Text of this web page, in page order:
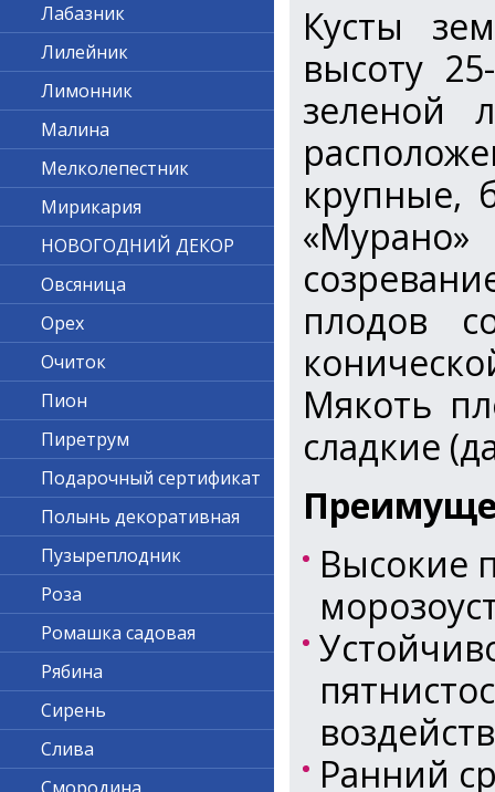
Кусты
высоту
зеленой
крупные,
плодов
Мякоть
сладкие
Высокие
Ранний
Лабазник
Лилейник
Лимонник
Малина
Мелколепестник
Мирикария
НОВОГОДНИЙ ДЕКОР
Овсяница
Орех
Очиток
Пион
Пиретрум
Подарочный сертификат
Полынь декоративная
Пузыреплодник
Роза
Ромашка садовая
Рябина
Сирень
Слива